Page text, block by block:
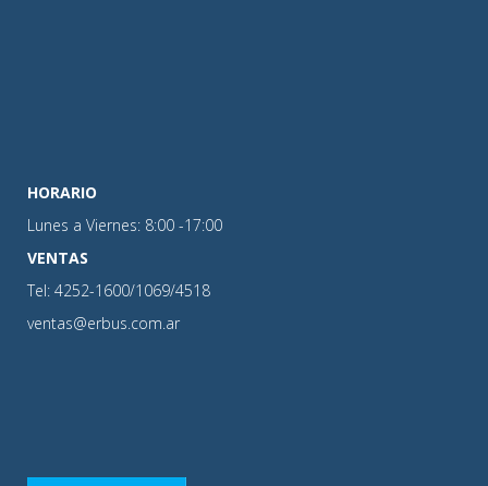
HORARIO
Lunes a Viernes: 8:00 -17:00
VENTAS
Tel: 4252-1600/1069/4518
ventas@erbus.com.ar